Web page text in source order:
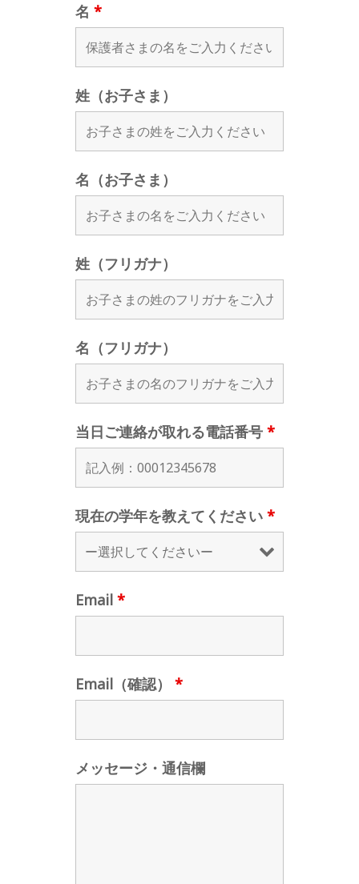
名 *
姓（お子さま）
名（お子さま）
姓（フリガナ）
名（フリガナ）
当日ご連絡が取れる電話番号 *
現在の学年を教えてください *
Email *
Email（確認） *
メッセージ・通信欄